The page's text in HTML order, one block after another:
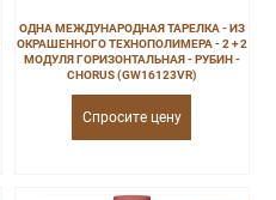
ОДНА МЕЖДУНАРОДНАЯ ТАРЕЛКА - ИЗ
ОКРАШЕННОГО ТЕХНОПОЛИМЕРА - 2 + 2
МОДУЛЯ ГОРИЗОНТАЛЬНАЯ - РУБИН -
CHORUS (GW16123VR)
Спросите цену